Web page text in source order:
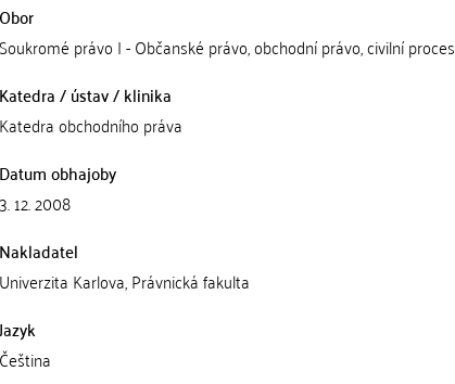
Obor
Soukromé právo I - Občanské právo, obchodní právo, civilní proces
Katedra / ústav / klinika
Katedra obchodního práva
Datum obhajoby
3. 12. 2008
Nakladatel
Univerzita Karlova, Právnická fakulta
Jazyk
Čeština